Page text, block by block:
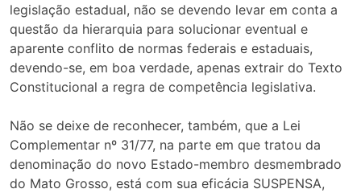
legislação estadual, não se devendo levar em conta a
questão da hierarquia para solucionar eventual e
aparente conflito de normas federais e estaduais,
devendo-se, em boa verdade, apenas extrair do Texto
Constitucional a regra de competência legislativa.
Não se deixe de reconhecer, também, que a Lei
Complementar nº 31/77, na parte em que tratou da
denominação do novo Estado-membro desmembrado
do Mato Grosso, está com sua eficácia SUSPENSA,